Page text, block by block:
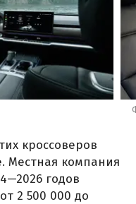
кроссоверов
Местная компания
годов
2 500 000 до